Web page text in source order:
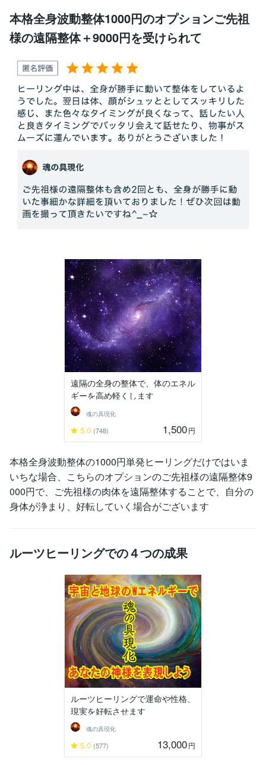
本格全身波動整体1000円のオプションご先祖
様の遠隔整体＋9000円を受けられて
遠隔の全身の整体で、体のエネル
ギーを高め軽くします
魂の具現化
5.0 (748) 1,500円
本格全身波動整体の1000円単発ヒーリングだけではいま
いちな場合、こちらのオプションのご先祖様の遠隔整体9
000円で、ご先祖様の肉体を遠隔整体することで、自分の
身体が浄まり、好転していく場合がございます
ルーツヒーリングでの４つの成果
ルーツヒーリングで運命や性格、
現実を好転させます
魂の具現化
5.0 (577) 13,000円